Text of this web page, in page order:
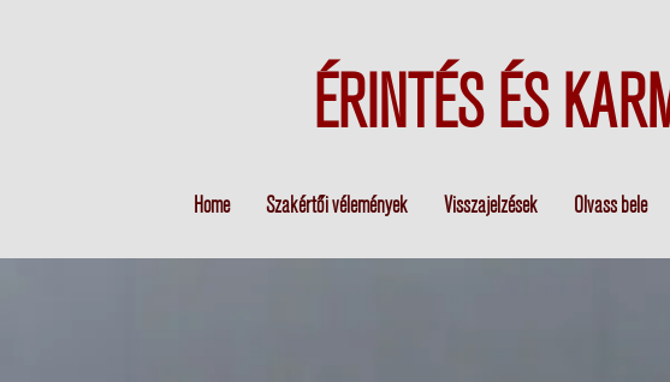
ÉRINTÉS ÉS
Home Szakértői vélemények Visszajelzések Olvass bele